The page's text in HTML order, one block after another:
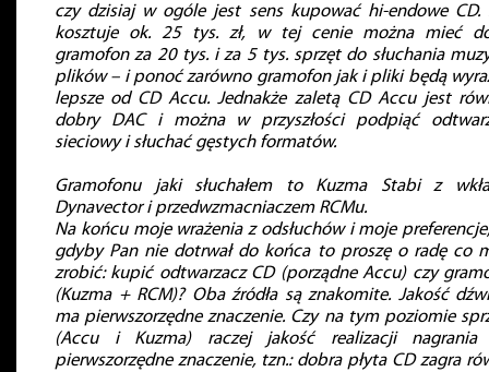
czy dzisiaj w ogóle jest sens kupować hi-endowe CD.
kosztuje ok. 25 tys. zł, w tej cenie można mieć
gramofon za 20 tys. i za 5 tys. sprzęt do słuchania
plików – i ponoć zarówno gramofon jak i pliki będą
lepsze od CD Accu. Jednakże zaletą CD Accu jest
dobry DAC i można w przyszłości podpiąć
sieciowy i słuchać gęstych formatów.
Gramofonu jaki słuchałem to Kuzma Stabi z
Dynavector i przedwzmacniaczem RCMu.
Na końcu moje wrażenia z odsłuchów i moje
gdyby Pan nie dotrwał do końca to proszę o radę co
zrobić: kupić odtwarzacz CD (porządne Accu) czy
(Kuzma + RCM)? Oba źródła są znakomite. Jakość
ma pierwszorzędne znaczenie. Czy na tym poziomie
(Accu i Kuzma) raczej jakość realizacji nagrania
pierwszorzędne znaczenie, tzn.: dobra płyta CD zagra